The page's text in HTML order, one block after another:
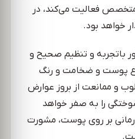
فعالیت می‌کند، در
خواهد بود.
باتجربه و تنظیم صحیح و
پوست و ضخامت و رنگ
و ممانعت از بروز عوارض
را به صفر خواهد
بر روی پوست، مشورت